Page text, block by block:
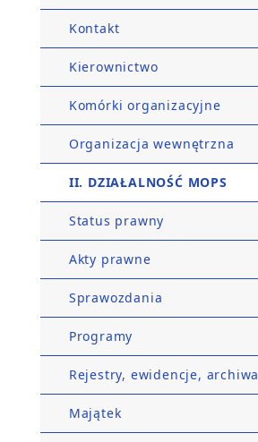
Kontakt
Kierownictwo
Komórki organizacyjne
Organizacja wewnętrzna
II. DZIAŁALNOŚĆ MOPS
Status prawny
Akty prawne
Sprawozdania
Programy
Rejestry, ewidencje, archiwa
Majątek